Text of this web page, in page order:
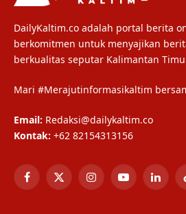
DailyKaltim.co adalah portal berita
berkomitmen untuk menyajikan
berkualitas seputar Kalimantan
Mari #Merajutinformasikaltim
Email: Redaksi@dailykaltim.co
Kontak: +62 82154313156
Facebook
X
InstagramYouTube